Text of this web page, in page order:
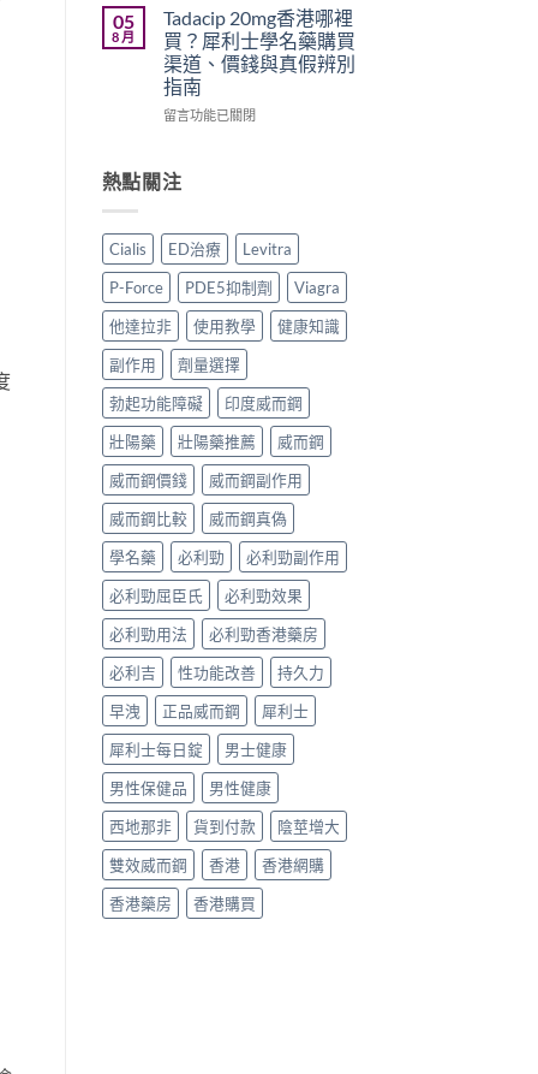
正
貨
購
買
指
南〉
廠
與
學
名
藥
比
較〉
勁
怎
麼
選？
2026
年
價
錢、
作
用
全
面
比
較
與
香
港
購
指
南〉
中
學
名
藥
邊
隻
好？
Kamagra
與
Oral
Jelly
全
面
比
較〉
05
8 月
Tadacip 20mg香港哪裡
買？犀利士學名藥購買
渠道、價錢與真假辨別
指南
在
香
港
裡
買？
犀
利
士
學
藥
購
買
道、
價
錢
與
真
辨
別
指
南〉
留言功能已關閉
熱點關注
Cialis ED治療
Levitra
P-Force
PDE5抑制劑
Viagra
他達拉非
使用教學
健康知識
副作用
劑量選擇
勃起功能障礙
印度威而鋼
壯陽藥
壯陽藥推薦
威而鋼
威而鋼價錢
威而鋼副作用
威而鋼比較
威而鋼真偽
學名藥
必利勁
必利勁副作用
必利勁屈臣氏
必利勁效果
必利勁用法
必利勁香港藥房
必利吉
性功能改善
持久力
早洩
正品威而鋼
犀利士
犀利士每日錠
男士健康
男性保健品
男性健康
西地那非
貨到付款
陰莖增大
雙效威而鋼
香港
香港網購
香港藥房
香港購買